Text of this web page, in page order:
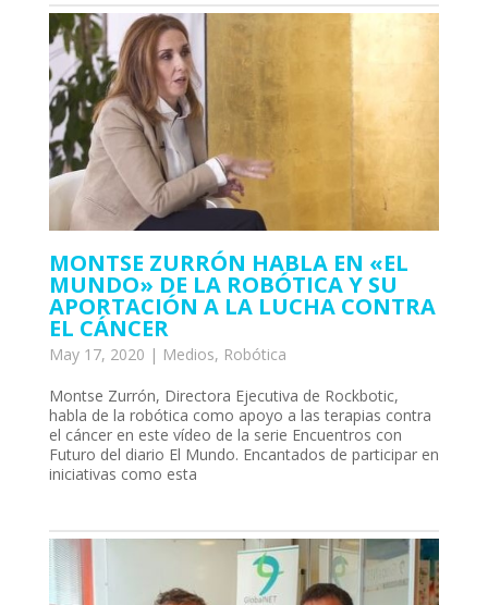
MONTSE ZURRÓN HABLA EN «EL
MUNDO» DE LA ROBÓTICA Y SU
APORTACIÓN A LA LUCHA CONTRA
EL CÁNCER
May 17, 2020 | Medios, Robótica
Montse Zurrón, Directora Ejecutiva de Rockbotic,
habla de la robótica como apoyo a las terapias contra
el cáncer en este vídeo de la serie Encuentros con
Futuro del diario El Mundo. Encantados de participar en
iniciativas como esta